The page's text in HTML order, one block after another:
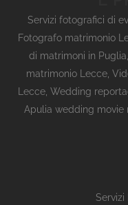
Servizi fotografici di
Fotografo matrimonio
di matrimoni in Puglia
matrimonio Lecce
Lecce, Wedding
Apulia wedding movie
Servizi